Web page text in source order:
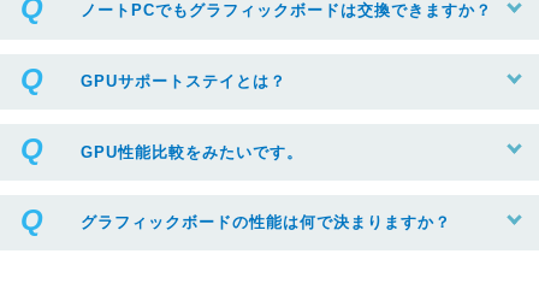
ノートPCでもグラフィックボードは交換できますか？
GPUサポートステイとは？
GPU性能比較をみたいです。
グラフィックボードの性能は何で決まりますか？